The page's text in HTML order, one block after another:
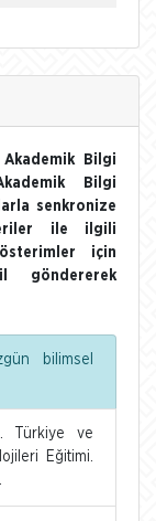
Bilgi
Bilgi
senkronize
ile ilgili
için
göndererek
bilimsel
Türkiye ve
Eğitimi.